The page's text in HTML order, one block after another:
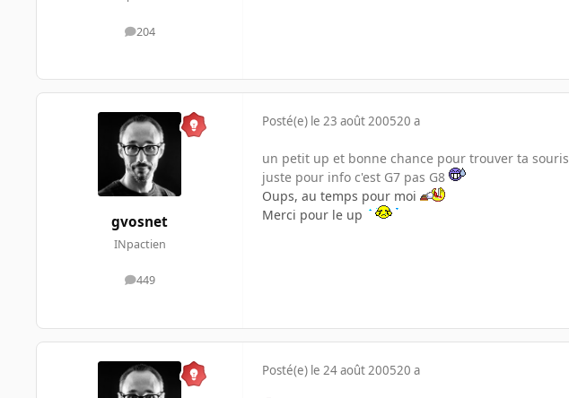
204
messages
gvosnet
INpactien
449
messages
Posté(e) le 23 août 200520 a
un petit up et bonne chance pour trouver ta souris
juste pour info c'est G7 pas G8
Oups, au temps pour moi
Merci pour le up
Posté(e) le 24 août 200520 a